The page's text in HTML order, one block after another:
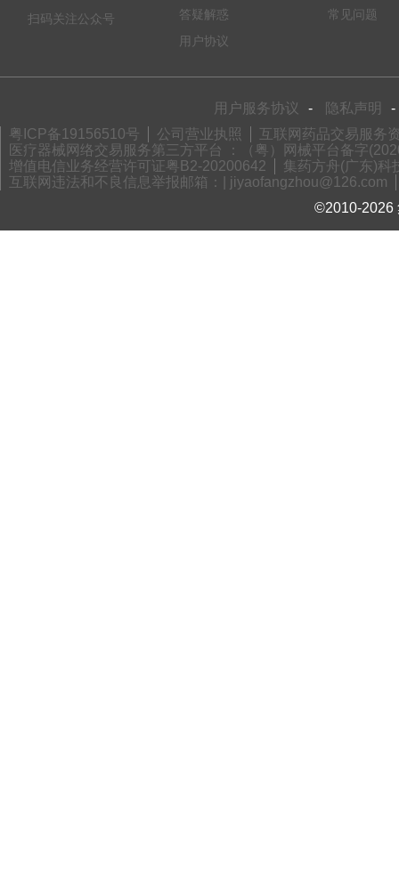
扫码关注公众号
答疑解惑
用户协议
常见问题
用户服务协议 - 隐私声明
-
粤ICP备19156510号
公司营业执照
互联网药品交易服务
医疗器械网络交易服务第三方平台 ：（粤）网械平台备字
增值电信业务经营许可证粤B2-20200642
集药方舟(广东)科
互联网违法和不良信息举报邮箱：| jiyaofangzhou@126.com
©2010-2026